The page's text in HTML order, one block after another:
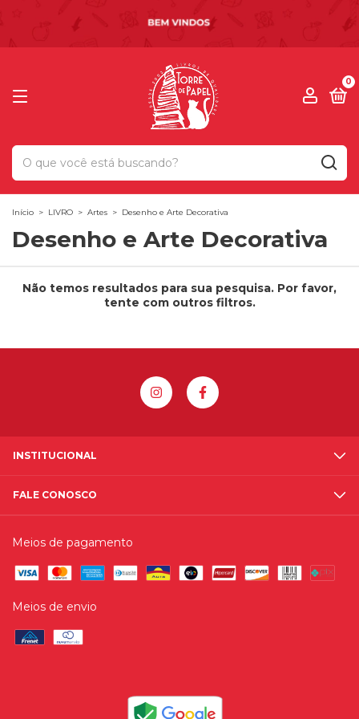
0
Início > LIVRO > Artes > Desenho e Arte Decorativa
Desenho e Arte Decorativa
Não temos resultados para sua pesquisa. Por favor,
tente com outros filtros.
INSTITUCIONAL
FALE CONOSCO
Meios de pagamento
Meios de envio